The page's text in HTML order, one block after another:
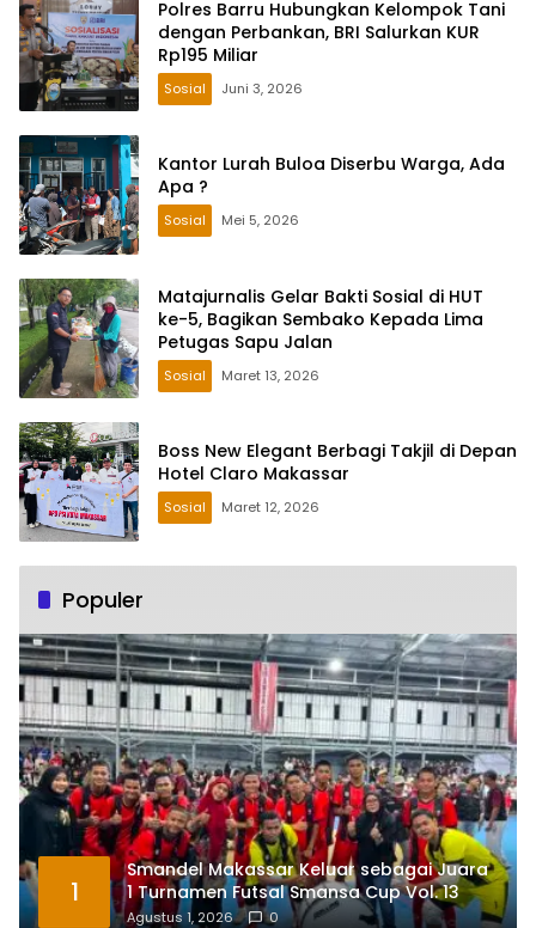
Polres Barru Hubungkan Kelompok Tani
dengan Perbankan, BRI Salurkan KUR
Rp195 Miliar
Sosial Juni 3, 2026
Kantor Lurah Buloa Diserbu Warga, Ada
Apa ?
Sosial Mei 5, 2026
Matajurnalis Gelar Bakti Sosial di HUT
ke-5, Bagikan Sembako Kepada Lima
Petugas Sapu Jalan
Sosial Maret 13, 2026
Boss New Elegant Berbagi Takjil di Depan
Hotel Claro Makassar
Sosial Maret 12, 2026
Populer
1
Smandel Makassar Keluar sebagai Juara
1 Turnamen Futsal Smansa Cup Vol. 13
Agustus 1, 2026 0